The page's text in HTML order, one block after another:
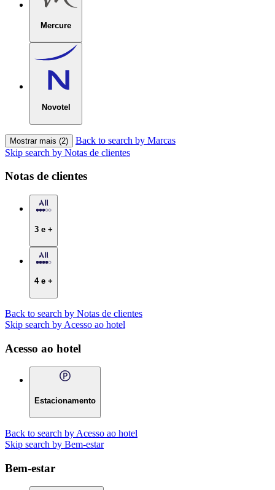
Mercure
Novotel
Mostrar mais (2)
Back to search by Marcas
Skip search by Notas de clientes
Notas de clientes
3 e +
4 e +
Back to search by Notas de clientes
Skip search by Acesso ao hotel
Acesso ao hotel
Estacionamento
Back to search by Acesso ao hotel
Skip search by Bem-estar
Bem-estar